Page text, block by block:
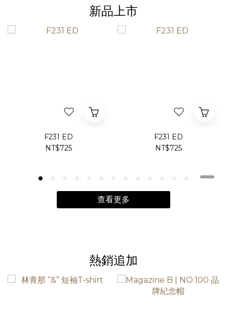
新品上市
F231 ED
NT$725
F231 ED
NT$725
查看更多
熱銷追加